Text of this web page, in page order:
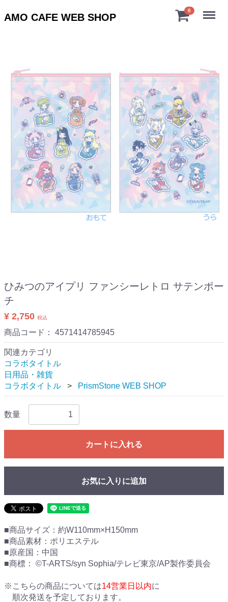
AMO CAFE WEB SHOP
0 Menu
ひみつのアイプリ ファンシーレトロ サテンポー
チ
¥ 2,750 税込
商品コード： 4571414785945
関連カテゴリ
コラボタイトル
日用品・雑貨
コラボタイトル
PrismStone WEB SHOP
数量
カートに入れる
お気に入りに追加
■商品サイズ：約W110mm×H150mm
■商品素材：ポリエステル
■原産国：中国
■商標： ©T-ARTS/syn Sophia/テレビ東京/AP製作委員会
※こちらの商品については14営業日以内に
順次発送を予定しております。